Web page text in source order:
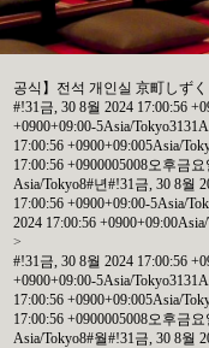
공식】전석 개인실 京町しず
#!31금, 30 8월 2024 17:00:56
+0900+09:00-5Asia/
17:00:56 +0900+09:005Asia/
17:00:56 +0900005008오후금
Asia/Tokyo8#년#!31금, 30 8월
17:00:56 +0900+09:00-5Asia/
2024 17:00:56
>
#!31금, 30 8월 2024 17:00:56
+0900+09:00-5Asia/
17:00:56 +0900+09:005Asia/
17:00:56 +0900005008오후금
Asia/Tokyo8#월#!31금, 30 8월